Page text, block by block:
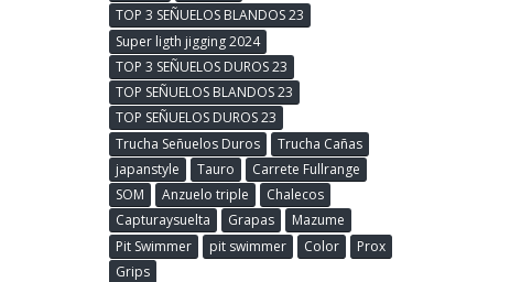
TOP 3 SEÑUELOS BLANDOS 23
Super ligth jigging 2024
TOP 3 SEÑUELOS DUROS 23
TOP SEÑUELOS BLANDOS 23
TOP SEÑUELOS DUROS 23
Trucha Señuelos Duros
Trucha Cañas
japanstyle
Tauro
Carrete Fullrange
SOM
Anzuelo triple
Chalecos
Capturaysuelta
Grapas
Mazume
Pit Swimmer
pit swimmer Color
Prox
Grips